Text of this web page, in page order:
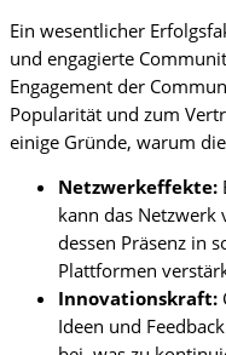
Ein wesentlicher
und engagierte
Engagement der
Popularität und zum
einige Gründe, warum
Netzwerkeffekte:
kann das Netzwerk
dessen Präsenz in
Plattformen
Innovationskraft:
Ideen und